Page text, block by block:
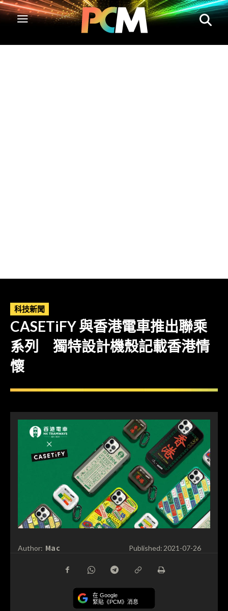
科技新聞
CASETiFY 與香港電車推出聯乘
系列 獨特設計機殼記載香港情
懷
Author: Mac Published: 2021-07-26
在 Google
緊貼《PCM》消息